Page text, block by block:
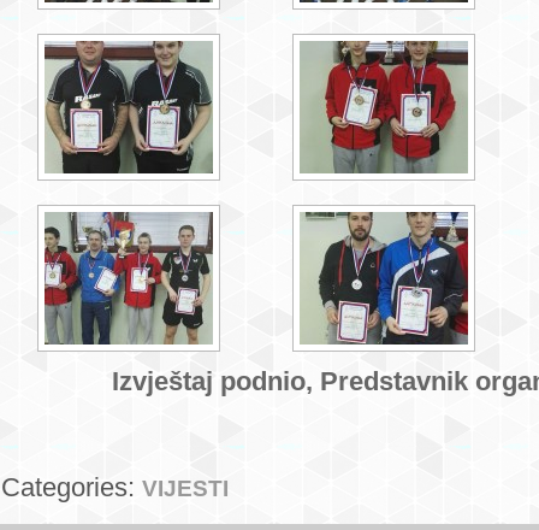
Izvještaj podnio, Predstavnik
Categories: VIJESTI